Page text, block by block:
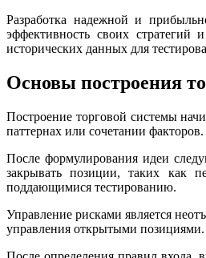
Разработка надежной и
эффективность своих
исторических данных для
Основы построения
Построение торговой системы
паттернах или сочетании
После формулирования идеи
закрывать позиции, таких как
поддающимися тестированию.
Управление рисками является
управления открытыми